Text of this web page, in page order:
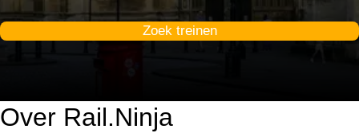
Zoek treinen
Over Rail.Ninja